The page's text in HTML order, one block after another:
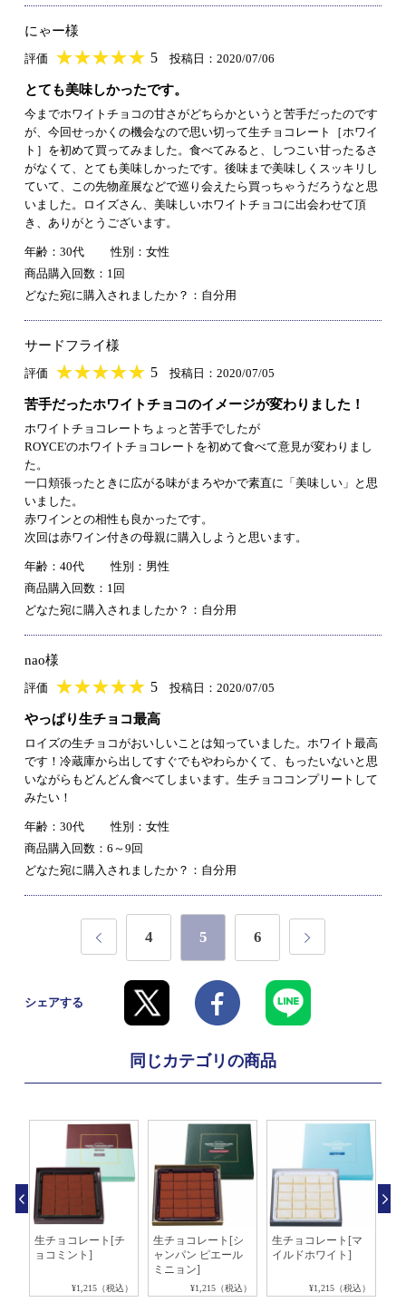
にゃー様
評価 ★★★★★
★★★★★ 5 投稿日：2020/07/06
とても美味しかったです。
今までホワイトチョコの甘さがどちらかというと苦手だったのです
が、今回せっかくの機会なので思い切って生チョコレート［ホワイ
ト］を初めて買ってみました。食べてみると、しつこい甘ったるさ
がなくて、とても美味しかったです。後味まで美味しくスッキリし
ていて、この先物産展などで巡り会えたら買っちゃうだろうなと思
いました。ロイズさん、美味しいホワイトチョコに出会わせて頂
き、ありがとうございます。
年齢：30代
性別：女性
商品購入回数：1回
どなた宛に購入されましたか？：自分用
サードフライ様
評価 ★★★★★
★★★★★ 5 投稿日：2020/07/05
苦手だったホワイトチョコのイメージが変わりました！
ホワイトチョコレートちょっと苦手でしたが
ROYCE'のホワイトチョコレートを初めて食べて意見が変わりまし
た。
一口頬張ったときに広がる味がまろやかで素直に「美味しい」と思
いました。
赤ワインとの相性も良かったです。
次回は赤ワイン付きの母親に購入しようと思います。
年齢：40代
性別：男性
商品購入回数：1回
どなた宛に購入されましたか？：自分用
nao様
評価 ★★★★★
★★★★★ 5 投稿日：2020/07/05
やっぱり生チョコ最高
ロイズの生チョコがおいしいことは知っていました。ホワイト最高
です！冷蔵庫から出してすぐでもやわらかくて、もったいないと思
いながらもどんどん食べてしまいます。生チョココンプリートして
みたい！
年齢：30代
性別：女性
商品購入回数：6～9回
どなた宛に購入されましたか？：自分用
4 5 6
シェアする
同じカテゴリの商品
生チョコレート[チ
ョコミント]
¥1,215（税込）
生チョコレート[シ
ャンパン ピエール
ミニョン]
¥1,215（税込）
生チョコレート[マ
イルドホワイト]
¥1,215（税込）